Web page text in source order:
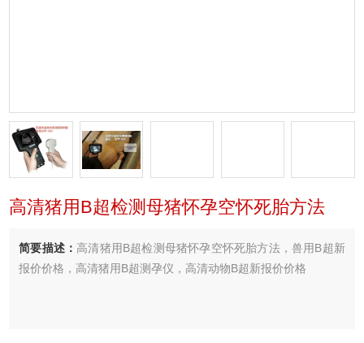
高清猪用B超检测母猪怀孕空怀死胎方法
简要描述： 高清猪用B超检测母猪怀孕空怀死胎方法，兽用B超新
报价价格，高清猪用B超测孕仪，高清动物B超新报价价格